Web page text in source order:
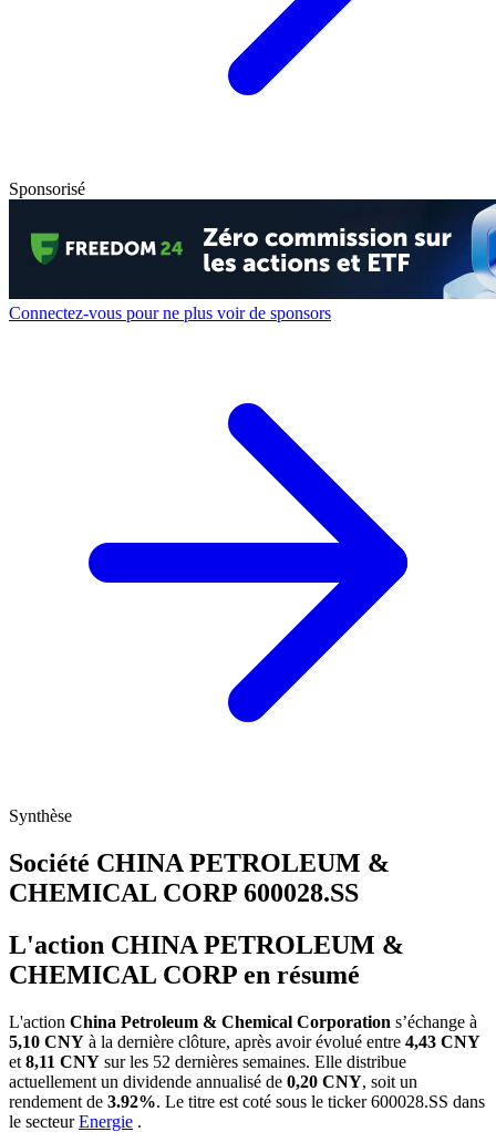
Sponsorisé
Connectez-vous pour ne plus voir de sponsors
Synthèse
Société CHINA PETROLEUM &
CHEMICAL CORP 600028.SS
L'action CHINA PETROLEUM &
CHEMICAL CORP en résumé
L'action China Petroleum & Chemical Corporation s’échange à
5,10 CNY à la dernière clôture, après avoir évolué entre 4,43 CNY
et 8,11 CNY sur les 52 dernières semaines. Elle distribue
actuellement un dividende annualisé de 0,20 CNY, soit un
rendement de 3.92%. Le titre est coté sous le ticker600028.SS dans
le secteurEnergie .